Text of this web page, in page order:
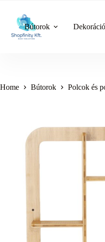
content
Bútorok Dekoráció
Home Bútorok Polcok és